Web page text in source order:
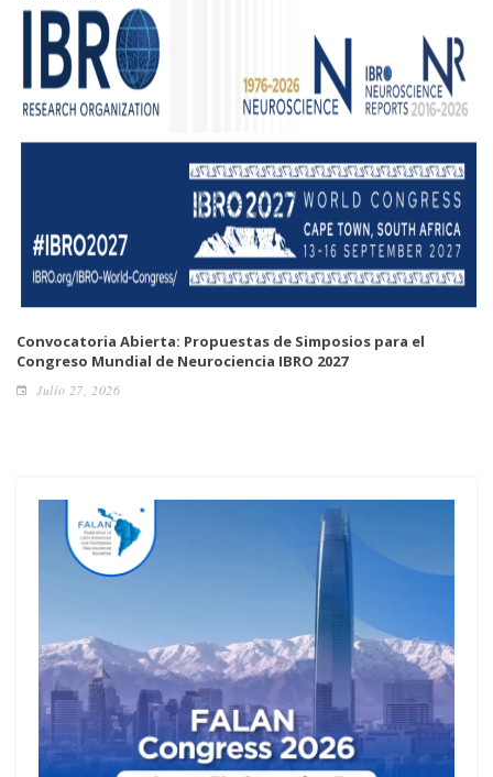
Convocatoria Abierta: Propuestas de Simposios para el
Congreso Mundial de Neurociencia IBRO 2027
Julio 27, 2026